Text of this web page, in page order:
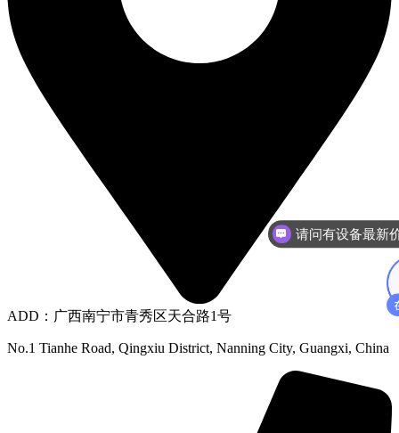
ADD：广西南宁市青秀区天合路1号
No.1 Tianhe Road, Qingxiu District, Nanning City, Guangxi, China